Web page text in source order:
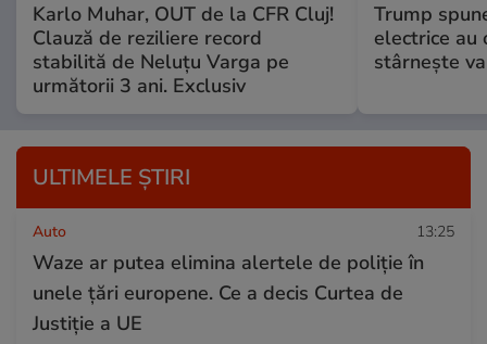
Karlo Muhar, OUT de la CFR Cluj!
Clauză de reziliere record
stabilită de Neluțu Varga pe
următorii 3 ani. Exclusiv
Trump
electrice au
stârnește
ULTIMELE ȘTIRI
Auto 13:25
Waze ar putea elimina alertele de poliție în
unele țări europene. Ce a decis Curtea de
Justiție a UE